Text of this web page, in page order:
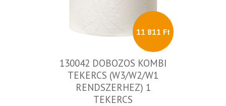
11 811 Ft
130042 DOBOZOS KOMBI
TEKERCS (W3/W2/W1
RENDSZERHEZ) 1
TEKERCS